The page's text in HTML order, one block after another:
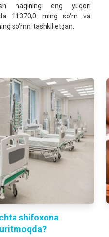
haqining eng yuqori
11370,0 ming so‘m va
so‘mni tashkil etgan.
shifoxona